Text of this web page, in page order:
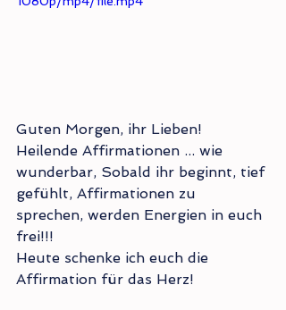
Guten Morgen, ihr Lieben!
Heilende Affirmationen ... wie
wunderbar, Sobald ihr beginnt, tief
gefühlt, Affirmationen zu
sprechen, werden Energien in euch
frei!!!
Heute schenke ich euch die
Affirmation für das Herz!